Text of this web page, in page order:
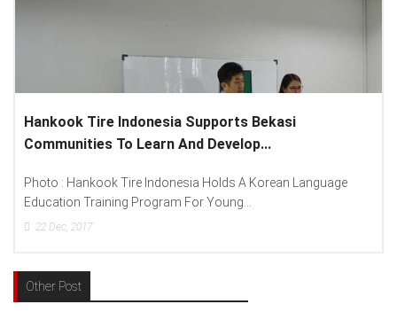
Language
Lenovo Introduced New Brand
Spread “Different Is Better”...
Photo : (From Left To Right) Helmy Susanto
Lenovo Indonesia), Andien Aisyah...
Other Post